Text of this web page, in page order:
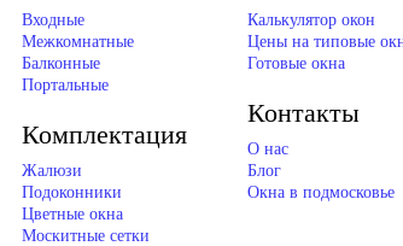
Входные
Межкомнатные
Балконные
Портальные
Комплектация
Жалюзи
Подоконники
Цветные окна
Москитные сетки
Калькулятор окон
Цены на типовые
Готовые окна
Контакты
О нас
Блог
Окна в подмосковье